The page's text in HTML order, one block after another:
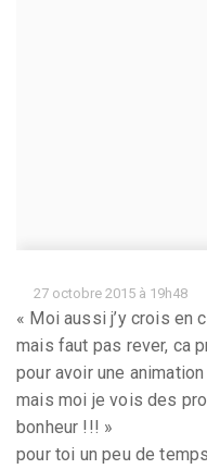
27 octobre 2015 à 19h48
« Moi aussi j’y crois en
mais faut pas rever, ca
pour avoir une
mais moi je vois des
bonheur !!! »
pour toi un peu de